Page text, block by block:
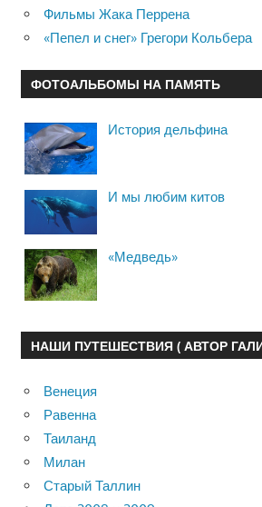
Фильмы Жака Перрена
«Пепел и снег» Грегори Кольбера
ФОТОАЛЬБОМЫ НА ПАМЯТЬ
История дельфина
И мы любим китов
«Медведь»
НАШИ ПУТЕШЕСТВИЯ ( АВТОР
Венеция
Равенна
Таиланд
Милан
Старый Таллин